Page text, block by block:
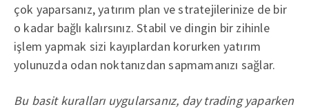
çok yaparsanız, yatırım plan ve stratejilerinize de bir
o kadar bağlı kalırsınız. Stabil ve dingin bir zihinle
işlem yapmak sizi kayıplardan korurken yatırım
yolunuzda odan noktanızdan sapmamanızı sağlar.
Bu basit kuralları uygularsanız, day trading yaparken